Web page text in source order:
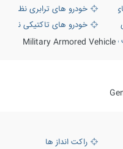
رزمی پیاده نظامخودرو های ترابری نظامی
آتش ، شناسایی و ضد تانک
خودرو های تاکتیکی نظامی
شده
Military Armored Vehicle
راکت انداز ها